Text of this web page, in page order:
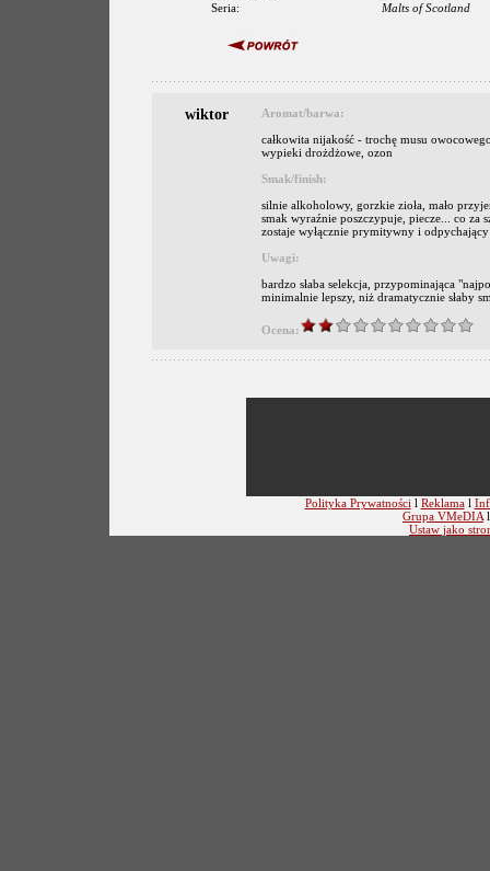
Seria:
Malts of Scotland
wiktor
Aromat/barwa:
całkowita nijakość - trochę musu
wypieki drożdżowe, ozon
Smak/finish:
silnie alkoholowy, gorzkie zioła, mało
smak wyraźnie poszczypuje, piecze... co za
zostaje wyłącznie prymitywny i
Uwagi:
bardzo słaba selekcja, przypominająca
minimalnie lepszy, niż dramatycznie słaby
Ocena:
Polityka Prywatności l Reklamal
Grupa VMeDIA
Ustaw jako